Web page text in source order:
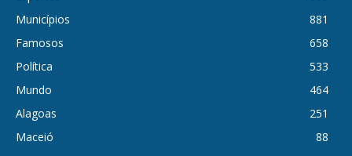
Municípios
881
Famosos
658
Política
533
Mundo
464
Alagoas
251
Maceió
88